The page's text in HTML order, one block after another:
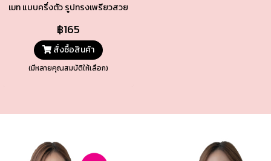
เมท แบบครึ่งตัว รูปทรงเพรียวสวย
เนื้อผ้าทอกระชับ เบาสบาย เนียนแนบ
ยืดหยุ่นพอดี ทั้งช่วงเอวและขอบขา
ช่วงเป้าซับด้วยผ้า Cotton คุณภาพ
ดี
฿165
สั่งซื้อสินค้า
(มีหลายคุณสมบัติให้เลือก)